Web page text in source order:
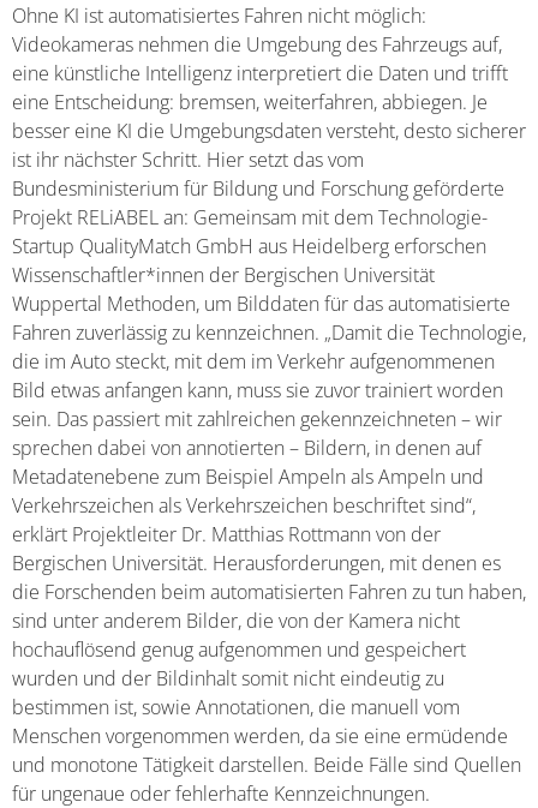
Ohne KI ist automatisiertes Fahren nicht möglich:
Videokameras nehmen die Umgebung des Fahrzeugs auf,
eine künstliche Intelligenz interpretiert die Daten und trifft
eine Entscheidung: bremsen, weiterfahren, abbiegen. Je
besser eine KI die Umgebungsdaten versteht, desto sicherer
ist ihr nächster Schritt. Hier setzt das vom
Bundesministerium für Bildung und Forschung geförderte
Projekt RELiABEL an: Gemeinsam mit dem Technologie-
Startup QualityMatch GmbH aus Heidelberg erforschen
Wissenschaftler*innen der Bergischen Universität
Wuppertal Methoden, um Bilddaten für das automatisierte
Fahren zuverlässig zu kennzeichnen. „Damit die Technologie,
die im Auto steckt, mit dem im Verkehr aufgenommenen
Bild etwas anfangen kann, muss sie zuvor trainiert worden
sein. Das passiert mit zahlreichen gekennzeichneten – wir
sprechen dabei von annotierten – Bildern, in denen auf
Metadatenebene zum Beispiel Ampeln als Ampeln und
Verkehrszeichen als Verkehrszeichen beschriftet sind“,
erklärt Projektleiter Dr. Matthias Rottmann von der
Bergischen Universität. Herausforderungen, mit denen es
die Forschenden beim automatisierten Fahren zu tun haben,
sind unter anderem Bilder, die von der Kamera nicht
hochauflösend genug aufgenommen und gespeichert
wurden und der Bildinhalt somit nicht eindeutig zu
bestimmen ist, sowie Annotationen, die manuell vom
Menschen vorgenommen werden, da sie eine ermüdende
und monotone Tätigkeit darstellen. Beide Fälle sind Quellen
für ungenaue oder fehlerhafte Kennzeichnungen.